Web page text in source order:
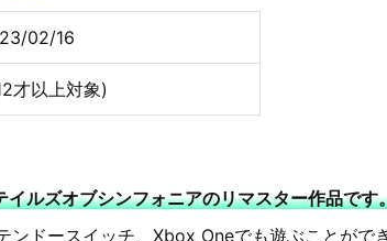
02/16
才以上対象)
ルズオブシンフォニアのリマスター作品です
ンドースイッチ、Xbox Oneでも遊ぶことができ